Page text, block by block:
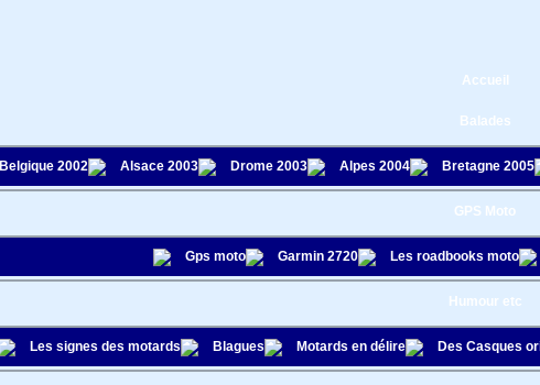
Accueil
Balades
Belgique 2002 Alsace 2003 Drome 2003 Alpes 2004 Bretagne 2005
GPS Moto
Gps moto Garmin 2720 Les roadbooks moto
Humour etc
Les signes des motards Blagues Motards en délire Des Casques